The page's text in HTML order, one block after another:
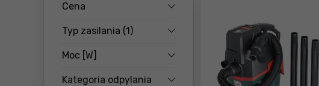
Cena
Typ zasilania (1)
Moc [W]
Kategoria odpylania